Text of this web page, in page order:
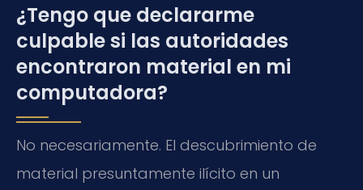
¿Tengo que declararme
culpable si las autoridades
encontraron material en mi
computadora?
No necesariamente. El descubrimiento de
material presuntamente ilícito en un